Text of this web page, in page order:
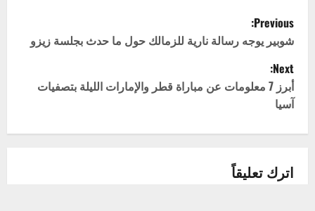
P
o
s
t
n
a
Previous:
شوبير يوجه رسالة نارية للزمالك حول ما حدث بجلسة زيزو
Next:
أبرز 7 معلومات عن مباراة قطر والإمارات الليلة بتصفيات
آسيا
اترك تعليقاً